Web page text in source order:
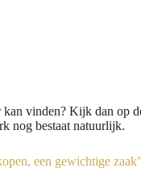
vinden? Kijk dan op
nog bestaat natuurlijk.
een gewichtige